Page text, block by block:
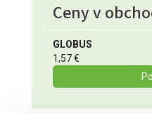
Ceny v
GLOBUS
1,57 €